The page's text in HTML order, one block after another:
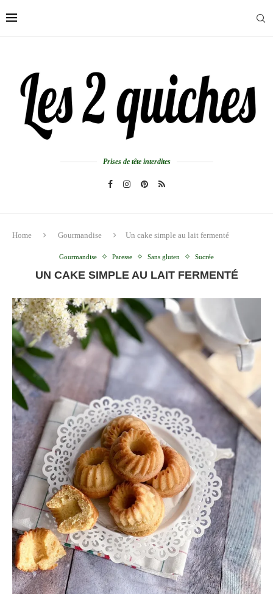
Prises de tête interdites
Home Gourmandise Un cake simple au lait fermenté
Gourmandise Paresse Sans gluten Sucrée
UN CAKE SIMPLE AU LAIT FERMENTÉ